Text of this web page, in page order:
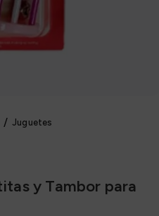
Juguetes
y Tambor para